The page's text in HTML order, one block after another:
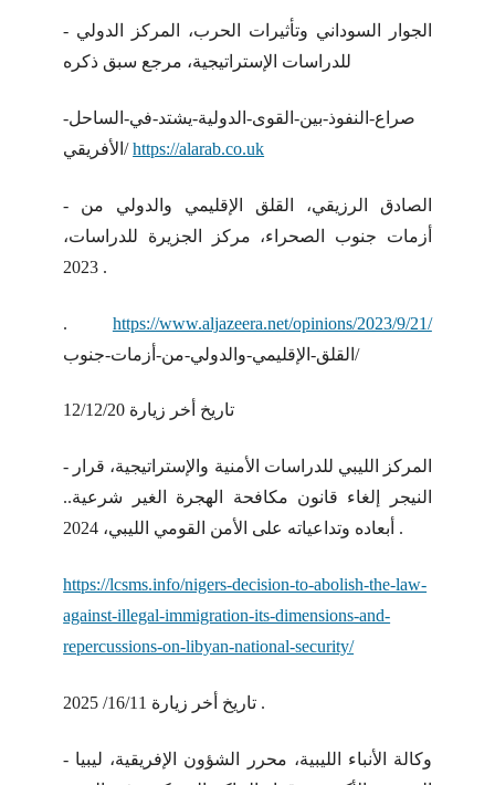
- الجوار السوداني وتأثيرات الحرب، المركز الدولي
للدراسات الإستراتيجية، مرجع سبق ذكره
صراع-النفوذ-بين-القوى-الدولية-يشتد-في-الساحل-
الأفريقي/https://alarab.co.uk
- الصادق الرزيقي، القلق الإقليمي والدولي من
أزمات جنوب الصحراء، مركز الجزيرة للدراسات،
2023 .
. https://www.aljazeera.net/opinions/2023/9/21/
القلق-الإقليمي-والدولي-من-أزمات-جنوب/
تاريخ أخر زيارة 12/12/20
- المركز الليبي للدراسات الأمنية والإستراتيجية، قرار
النيجر إلغاء قانون مكافحة الهجرة الغير شرعية..
أبعاده وتداعياته على الأمن القومي الليبي، 2024 .
https://lcsms.info/nigers-decision-to-abolish-the-law-
against-illegal-immigration-its-dimensions-and-
repercussions-on-libyan-national-security/
تاريخ أخر زيارة 16/11/ 2025 .
- وكالة الأنباء الليبية، محرر الشؤون الإفريقية، ليبيا